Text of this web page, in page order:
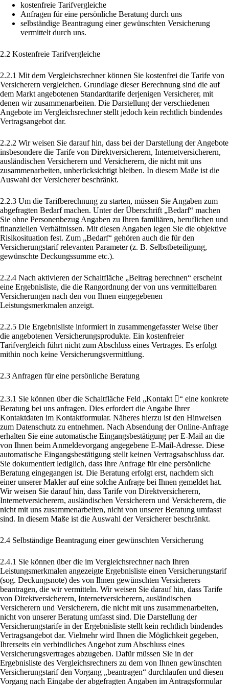
kostenfreie Tarifvergleiche
Anfragen für eine persönliche Beratung durch uns
selbständige Beantragung einer gewünschten Versicherung
vermittelt durch uns.
2.2 Kostenfreie Tarifvergleiche
2.2.1 Mit dem Vergleichsrechner können Sie kostenfrei die Tarife von
Versicherern vergleichen. Grundlage dieser Berechnung sind die auf
dem Markt angebotenen Standardtarife derjenigen Versicherer, mit
denen wir zusammenarbeiten. Die Darstellung der verschiedenen
Angebote im Vergleichsrechner stellt jedoch kein rechtlich bindendes
Vertragsangebot dar.
2.2.2 Wir weisen Sie darauf hin, dass bei der Darstellung der Angebote
insbesondere die Tarife von Direktversicherern, Internetversicherern,
ausländischen Versicherern und Versicherern, die nicht mit uns
zusammenarbeiten, unberücksichtigt bleiben. In diesem Maße ist die
Auswahl der Versicherer beschränkt.
2.2.3 Um die Tarifberechnung zu starten, müssen Sie Angaben zum
abgefragten Bedarf machen. Unter der Überschrift „Bedarf“ machen
Sie ohne Personenbezug Angaben zu Ihren familiären, beruflichen und
finanziellen Verhältnissen. Mit diesen Angaben legen Sie die objektive
Risikosituation fest. Zum „Bedarf“ gehören auch die für den
Versicherungstarif relevanten Parameter (z. B. Selbstbeteiligung,
gewünschte Deckungssumme etc.).
2.2.4 Nach aktivieren der Schaltfläche „Beitrag berechnen“ erscheint
eine Ergebnisliste, die die Rangordnung der von uns vermittelbaren
Versicherungen nach den von Ihnen eingegebenen
Leistungsmerkmalen anzeigt.
2.2.5 Die Ergebnisliste informiert in zusammengefasster Weise über
die angebotenen Versicherungsprodukte. Ein kostenfreier
Tarifvergleich führt nicht zum Abschluss eines Vertrages. Es erfolgt
mithin noch keine Versicherungsvermittlung.
2.3 Anfragen für eine persönliche Beratung
2.3.1 Sie können über die Schaltfläche Feld „Kontakt “ eine konkrete
Beratung bei uns anfragen. Dies erfordert die Angabe Ihrer
Kontaktdaten im Kontaktformular. Näheres hierzu ist den Hinweisen
zum Datenschutz zu entnehmen. Nach Absendung der Online-Anfrage
erhalten Sie eine automatische Eingangsbestätigung per E-Mail an die
von Ihnen beim Anmeldevorgang angegebene E-Mail-Adresse. Diese
automatische Eingangsbestätigung stellt keinen Vertragsabschluss dar.
Sie dokumentiert lediglich, dass Ihre Anfrage für eine persönliche
Beratung eingegangen ist. Die Beratung erfolgt erst, nachdem sich
einer unserer Makler auf eine solche Anfrage bei Ihnen gemeldet hat.
Wir weisen Sie darauf hin, dass Tarife von Direktversicherern,
Internetversicherern, ausländischen Versicherern und Versicherern, die
nicht mit uns zusammenarbeiten, nicht von unserer Beratung umfasst
sind. In diesem Maße ist die Auswahl der Versicherer beschränkt.
2.4 Selbständige Beantragung einer gewünschten Versicherung
2.4.1 Sie können über die im Vergleichsrechner nach Ihren
Leistungsmerkmalen angezeigte Ergebnisliste einen Versicherungstarif
(sog. Deckungsnote) des von Ihnen gewünschten Versicherers
beantragen, die wir vermitteln. Wir weisen Sie darauf hin, dass Tarife
von Direktversicherern, Internetversicherern, ausländischen
Versicherern und Versicherern, die nicht mit uns zusammenarbeiten,
nicht von unserer Beratung umfasst sind. Die Darstellung der
Versicherungstarife in der Ergebnisliste stellt kein rechtlich bindendes
Vertragsangebot dar. Vielmehr wird Ihnen die Möglichkeit gegeben,
Ihrerseits ein verbindliches Angebot zum Abschluss eines
Versicherungsvertrages abzugeben. Dafür müssen Sie in der
Ergebnisliste des Vergleichsrechners zu dem von Ihnen gewünschten
Versicherungstarif den Vorgang „beantragen“ durchlaufen und diesen
Vorgang nach Eingabe der abgefragten Angaben im Antragsformular